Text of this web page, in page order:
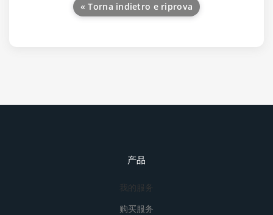
« Torna indietro e riprova
产品
我的服务
购买服务